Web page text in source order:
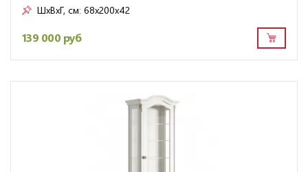
ШxВxГ, см: 68x200x42
139 000 руб